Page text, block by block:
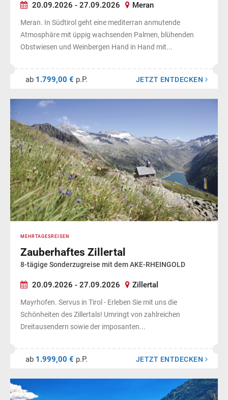
20.09.2026 - 27.09.2026 Meran
Meran. In Südtirol geht eine mediterran anmutende
Atmosphäre mit üppig wachsenden Palmen, blühenden
Obstwiesen und Weinbergen Hand in Hand mit...
ab 1.799,00 € p.P. JETZT ENTDECKEN
MEHRTAGESREISEN
Zauberhaftes Zillertal
8-tägige Sonderzugreise mit dem AKE-RHEINGOLD
20.09.2026 - 27.09.2026 Zillertal
Mayrhofen. Servus in Tirol - Erleben Sie mit uns die
Schönheiten des Zillertals! Umringt von zahlreichen
Dreitausendern sowie der imposanten...
ab 1.999,00 € p.P. JETZT ENTDECKEN